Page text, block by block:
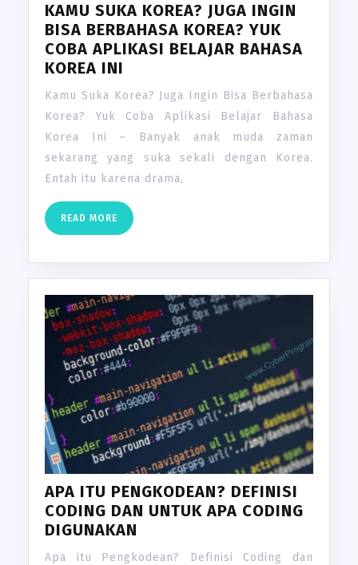
KAMU SUKA KOREA? JUGA INGIN
BISA BERBAHASA KOREA? YUK
COBA APLIKASI BELAJAR BAHASA
KOREA INI
Kamu Suka Korea? Juga Ingin Bisa Berbahasa
Korea? Yuk Coba Aplikasi Belajar Bahasa
Korea Ini – Banyak anak muda zaman
sekarang yang suka sekali dengan Korea.
Entah itu karena drama,
READ MORE READ
MORE
APA ITU PENGKODEAN? DEFINISI
CODING DAN UNTUK APA CODING
DIGUNAKAN
Apa itu Pengkodean? Definisi Coding dan